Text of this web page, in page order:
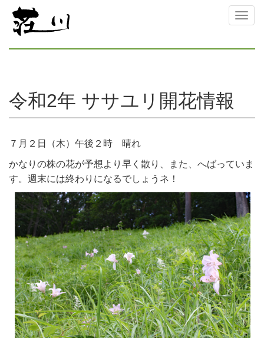
令和2年 ササユリ開花情報
７月２日（木）午後２時 晴れ
かなりの株の花が予想より早く散り、また、へばっていま
す。週末には終わりになるでしょうネ！